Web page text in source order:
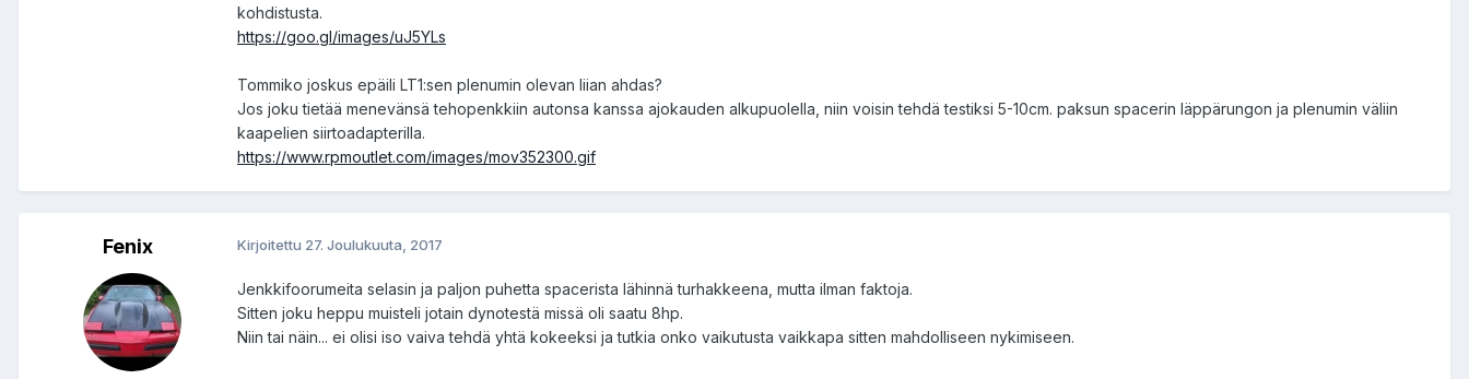
kohdistusta.
https://goo.gl/images/uJ5YLs
Tommiko joskus epäili LT1:sen plenumin olevan liian ahdas?
Jos joku tietää menevänsä tehopenkkiin autonsa kanssa ajokauden alkupuolella, niin voisin tehdä testiksi 5-10cm. paksun spacerin läppärungon ja plenumin väliin
kaapelien siirtoadapterilla.
https://www.rpmoutlet.com/images/mov352300.gif
Fenix Kirjoitettu 27. Joulukuuta, 2017
Jenkkifoorumeita selasin ja paljon puhetta spacerista lähinnä turhakkeena, mutta ilman faktoja.
Sitten joku heppu muisteli jotain dynotestä missä oli saatu 8hp.
Niin tai näin... ei olisi iso vaiva tehdä yhtä kokeeksi ja tutkia onko vaikutusta vaikkapa sitten mahdolliseen nykimiseen.